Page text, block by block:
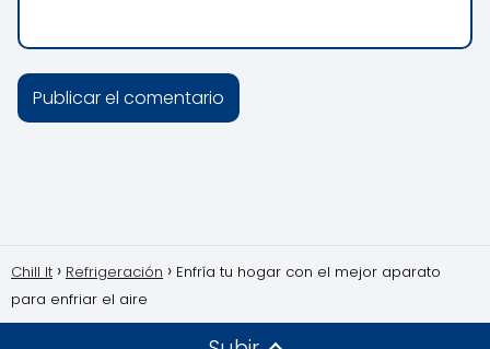
Chill It Refrigeración
Enfría tu hogar con el mejor aparato
para enfriar el aire